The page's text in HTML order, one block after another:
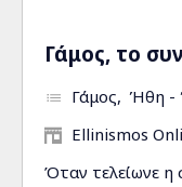
Γάμος, το
Γάμος Ήθη -
Ellinismos
Όταν τελείωνε η